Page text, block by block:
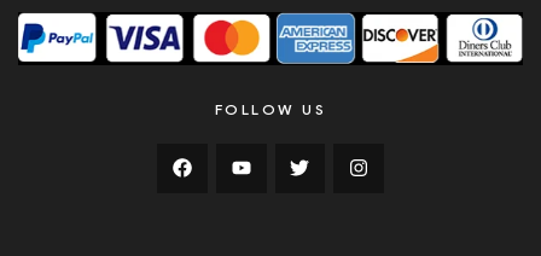
FOLLOW US